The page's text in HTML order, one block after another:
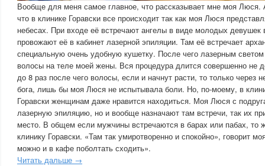
Вообще для меня самое главное, что рассказывает мне моя Люся.
что в клинике Горавски все происходит так как моя Люся
небесах. При входе её встречают ангелы в виде молодых девушек
провожают её в кабинет лазерной эпиляции. Там её встречает
специальную очень удобную кушетку. После чего лазерным
волосы на теле моей жены. Вся процедура длится совершенно не
до 8 раз после чего волосы, если и начнут расти, то только через
бога, лишь бы моя Люся не испытывала боли. Но, по-моему, в
Горавски женщинам даже нравится находиться. Моя Люся с
лазерную эпиляцию, но и вообще назначают там встречи, так их
место. В общем если мужчины встречаются в барах или пабах, то
клинику Горавски. «Там так умиротворенно и спокойно», говорит
можно и в кафе поболтать сходить».
Читать дальше →